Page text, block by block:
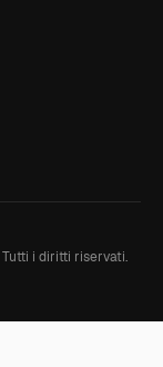
Tutti i diritti riservati.